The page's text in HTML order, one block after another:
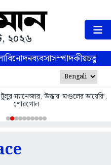
২০২৬
বিনোদনব্যবসাসম্পাদকীয়
ম্যানেজার, উদ্ধার ‘মণ্ডলের ডায়েরি’,
শোরগোল